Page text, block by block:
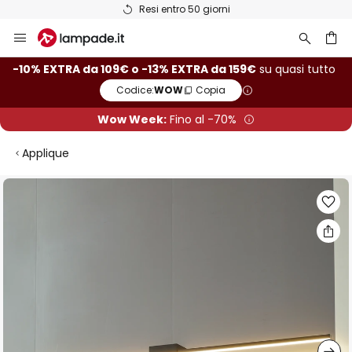
Resi entro 50 giorni
Salta
al
contenuto
-10% EXTRA da 109€ o -13% EXTRA da 159€ su quasi tutto
Codice:WOW Copia
Wow Week: Fino al -70%
Applique
Vai